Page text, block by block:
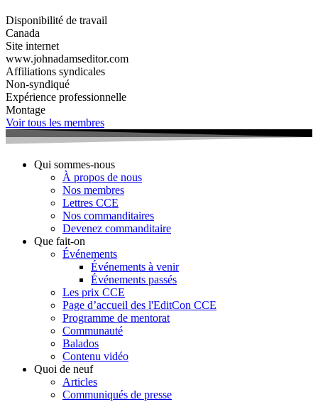
Disponibilité de travail
Canada
Site internet
www.johnadamseditor.com
Affiliations syndicales
Non-syndiqué
Expérience professionnelle
Montage
Voir tous les membres
Qui sommes-nous
À propos de nous
Nos membres
Lettres CCE
Nos commanditaires
Devenez commanditaire
Que fait-on
Événements
Événements à venir
Événements passés
Les prix CCE
Page d’accueil des l'EditCon CCE
Programme de mentorat
Communauté
Balados
Contenu vidéo
Quoi de neuf
Articles
Communiqués de presse